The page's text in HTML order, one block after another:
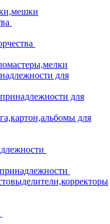
для
для
для